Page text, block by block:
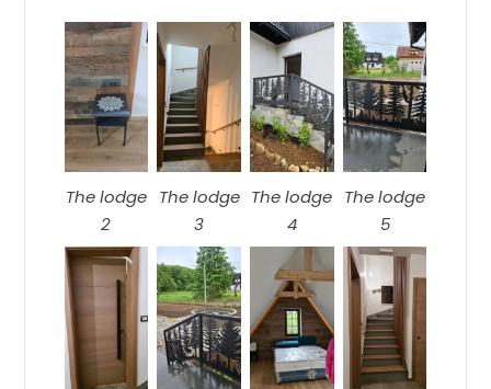
The lodge
2
The lodge
3
The lodge
4
The lodge
5